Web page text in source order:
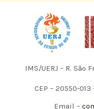
IMS/UERJ – R. São
CEP – 20550-
Email –